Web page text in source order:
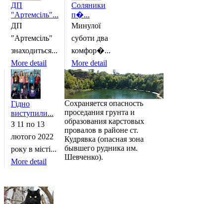
ДП
"Артемсіль"...
ДП
"Артемсіль"
знаходиться...
More detail
Соляники
п�...
Минулої
суботи два
комфор�...
More detail
Гідно
виступили...
З 11 по 13
лютого 2022
року в місті...
More detail
Сохраняется опасность
проседания грунта и
образования карстовых
провалов в районе ст.
Кудрявка (опасная зона
бывшего рудника им.
Шевченко).